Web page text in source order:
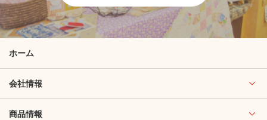
ホーム
会社情報
商品情報